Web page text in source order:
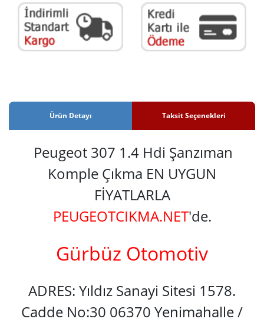
Ürün Detayı Taksit Seçenekleri
Peugeot 307 1.4 Hdi Şanzıman
Komple Çıkma EN UYGUN
FİYATLARLA
PEUGEOTCIKMA.NET'de.
Gürbüz Otomotiv
ADRES: Yıldız Sanayi Sitesi 1578.
Cadde No:30 06370 Yenimahalle /